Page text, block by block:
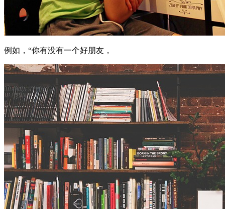
例如， “你有没有一个好朋友，